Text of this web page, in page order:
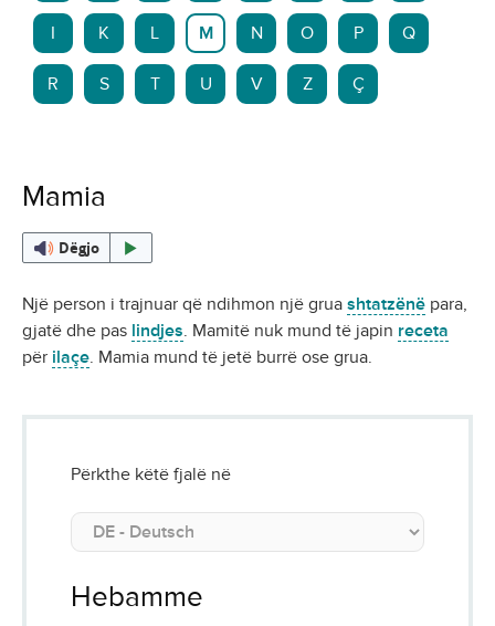
K L M N O P Q
R S T U V Z Ç
Mamia
Dëgjo
Një person i trajnuar që ndihmon një grua shtatzënë para,
gjatë dhe pas lindjes. Mamitë nuk mund të japin receta
për ilaçe. Mamia mund të jetë burrë ose grua.
Përkthe këtë fjalë në
Hebamme